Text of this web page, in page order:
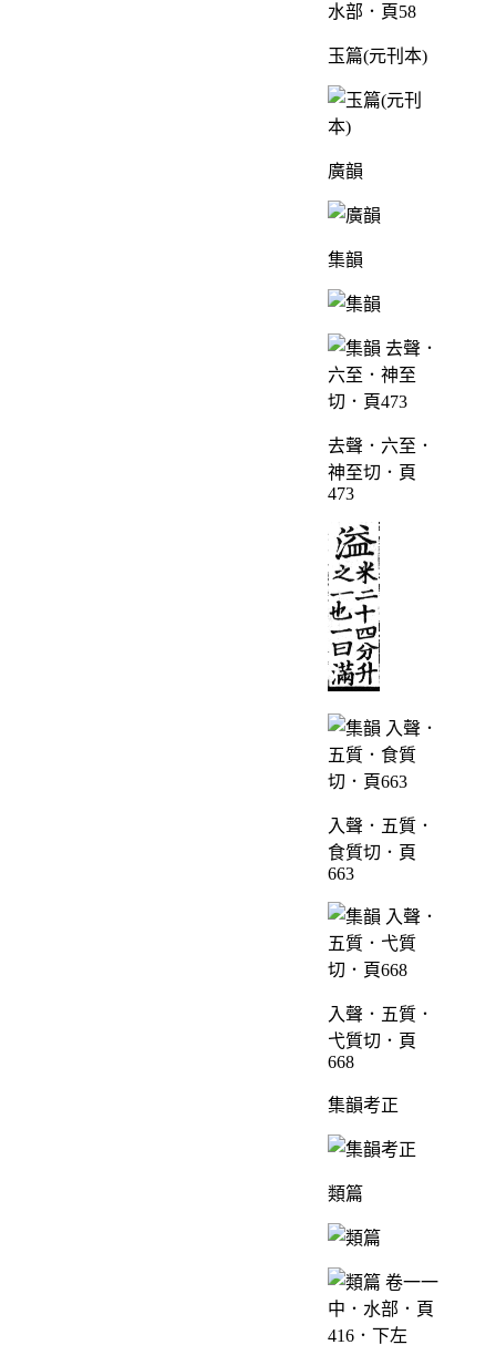
水部．頁58
玉篇(元刊本)
廣韻
集韻
去聲．六至．
神至切．頁
473
入聲．五質．
食質切．頁
663
入聲．五質．
弋質切．頁
668
集韻考正
類篇